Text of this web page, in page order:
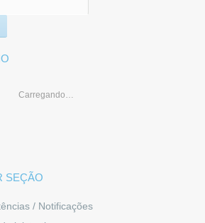
Carregando…
SEÇÃO
/ Notificações